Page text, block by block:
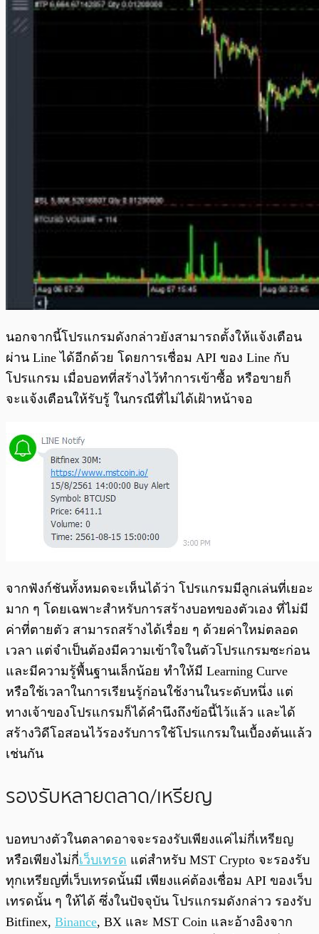
นอกจากนี้โปรแกรมดังกล่าวยังสามารถตั้งให้แจ้งเตือน
ผ่าน Line ได้อีกด้วย โดยการเชื่อม API ของ Line กับ
โปรแกรม เมื่อบอทที่สร้างไว้ทำการเข้าซื้อ หรือขายก็
จะแจ้งเตือนให้รับรู้ ในกรณีที่ไม่ได้เฝ้าหน้าจอ
จากฟังก์ชันทั้งหมดจะเห็นได้ว่า โปรแกรมมีลูกเล่นที่เยอะ
มาก ๆ โดยเฉพาะสำหรับการสร้างบอทของตัวเอง ที่ไม่มี
ค่าที่ตายตัว สามารถสร้างได้เรื่อย ๆ ด้วยค่าใหม่ตลอด
เวลา แต่จำเป็นต้องมีความเข้าใจในตัวโปรแกรมซะก่อน
และมีความรู้พื้นฐานเล็กน้อย ทำให้มี Learning Curve
หรือใช้เวลาในการเรียนรู้ก่อนใช้งานในระดับหนึ่ง แต่
ทางเจ้าของโปรแกรมก็ได้คำนึงถึงข้อนี้ไว้แล้ว และได้
สร้างวิดีโอสอนไว้รองรับการใช้โปรแกรมในเบื้องต้นแล้ว
เช่นกัน
รองรับหลายตลาด/เหรียญ
บอทบางตัวในตลาดอาจจะรองรับเพียงแค่ไม่กี่เหรียญ
หรือเพียงไม่กี่เว็บเทรด แต่สำหรับ MST Crypto จะรองรับ
ทุกเหรียญที่เว็บเทรดนั้นมี เพียงแค่ต้องเชื่อม API ของเว็บ
เทรดนั้น ๆ ให้ได้ ซึ่งในปัจจุบัน โปรแกรมดังกล่าว รองรับ
Bitfinex, Binance, BX และ MST Coin และอ้างอิงจาก